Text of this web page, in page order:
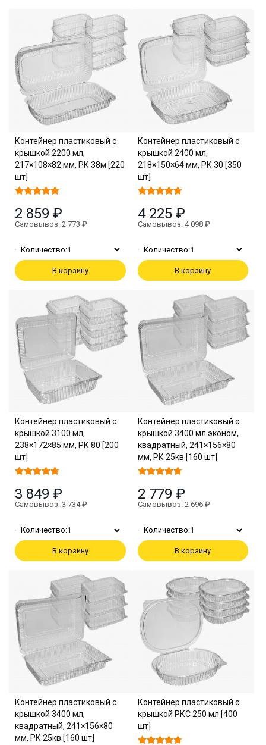
Контейнер пластиковый с
крышкой 2200 мл,
217×108×82 мм, РК 38м [220
шт]
2 859 ₽
Самовывоз: 2 773 ₽
Количество:1
В корзину
Контейнер пластиковый с
крышкой 2400 мл,
218×150×64 мм, РК 30 [350
шт]
4 225 ₽
Самовывоз: 4 098 ₽
Количество:1
В корзину
Контейнер пластиковый с
крышкой 3100 мл,
238×172×85 мм, РК 80 [200
шт]
3 849 ₽
Самовывоз: 3 734 ₽
Количество:1
В корзину
Контейнер пластиковый с
крышкой 3400 мл эконом,
квадратный, 241×156×80
мм, РК 25кв [160 шт]
2 779 ₽
Самовывоз: 2 696 ₽
Количество:1
В корзину
Контейнер пластиковый с
крышкой 3400 мл,
квадратный, 241×156×80
мм, РК 25кв [160 шт]
Контейнер пластиковый с
крышкой РКС 250 мл [400
шт]